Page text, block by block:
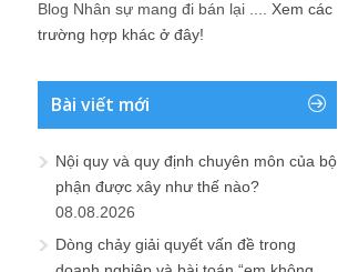
Blog Nhân sự mang đi bán lại .... Xem các
trường hợp khác ở đây!
Bài viết mới
Nội quy và quy định chuyên môn của bộ
phận được xây như thế nào?
08.08.2026
Dòng chảy giải quyết vấn đề trong